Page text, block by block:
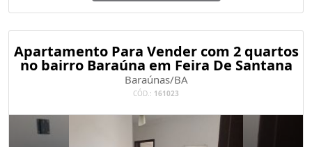
Apartamento Para Vender com 2 quartos
no bairro Baraúna em Feira De Santana
Baraúnas/BA
CÓD.: 161023